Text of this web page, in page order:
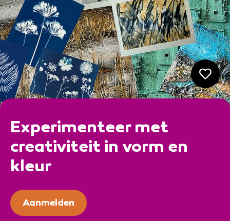
Experimenteer met
creativiteit in vorm en
kleur
Aanmelden